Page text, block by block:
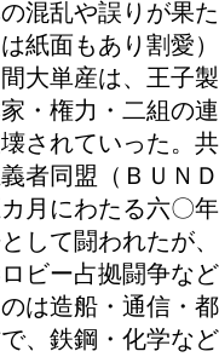
混乱や誤りが果
紙面もあり割愛
大単産は、王子
・権力・二組の
されていった。
者同盟（ＢＵＮ
月にわたる六〇
して闘われたが
ビー占拠闘争な
は造船・通信・
、鉄鋼・化学な